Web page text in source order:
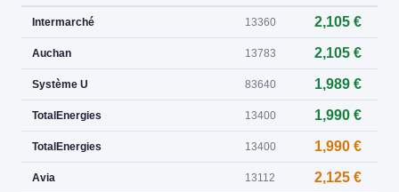
Intermarché 13360 2,105 €
Auchan 13783 2,105 €
Système U 83640 1,989 €
TotalEnergies 13400 1,990 €
TotalEnergies 13400 1,990 €
Avia 13112 2,125 €